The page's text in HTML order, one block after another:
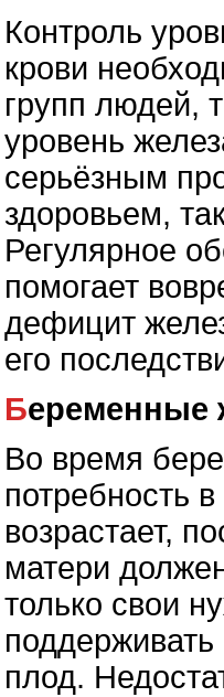
Контроль
крови
групп людей,
уровень
серьёзным
здоровьем,
Регулярное
помогает
дефицит
его
Во время
потребность
возрастает,
матери
только свои
плод.